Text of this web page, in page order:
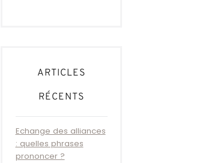
ARTICLES
RÉCENTS
Echange des alliances
: quelles phrases
prononcer ?